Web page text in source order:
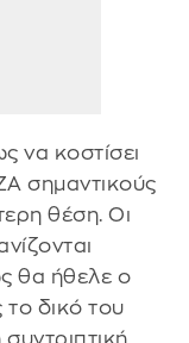
να κοστίσει
σημαντικούς
θέση. Οι
θα ήθελε ο
δικό του